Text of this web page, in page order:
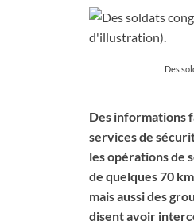
Des
Des informations
services de
les opérations de
de quelques 70
mais aussi des
disent avoir